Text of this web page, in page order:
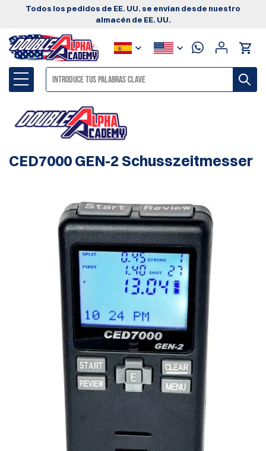
Todos los pedidos de EE. UU. se envían desde nuestro
almacén de EE. UU.
CED7000 GEN-2 Schusszeitmesser